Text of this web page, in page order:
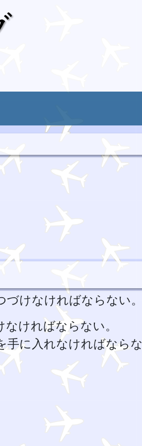
けなければならない。
ければならない。
手に入れなければならな